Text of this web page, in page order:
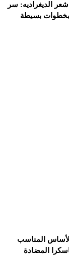
الديغراديه: سر
بخطوات بسيطة
المناسب
المضادة